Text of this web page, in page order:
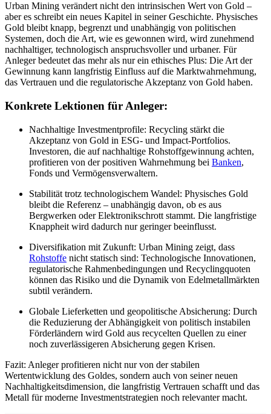
Urban Mining verändert nicht den intrinsischen Wert von Gold –
aber es schreibt ein neues Kapitel in seiner Geschichte. Physisches
Gold bleibt knapp, begrenzt und unabhängig von politischen
Systemen, doch die Art, wie es gewonnen wird, wird zunehmend
nachhaltiger, technologisch anspruchsvoller und urbaner. Für
Anleger bedeutet das mehr als nur ein ethisches Plus: Die Art der
Gewinnung kann langfristig Einfluss auf die Marktwahrnehmung,
das Vertrauen und die regulatorische Akzeptanz von Gold haben.
Konkrete Lektionen für Anleger:
Nachhaltige Investmentprofile: Recycling stärkt die
Akzeptanz von Gold in ESG- und Impact-Portfolios.
Investoren, die auf nachhaltige Rohstoffgewinnung achten,
profitieren von der positiven Wahrnehmung bei Banken,
Fonds und Vermögensverwaltern.
Stabilität trotz technologischem Wandel: Physisches Gold
bleibt die Referenz – unabhängig davon, ob es aus
Bergwerken oder Elektronikschrott stammt. Die langfristige
Knappheit wird dadurch nur geringer beeinflusst.
Diversifikation mit Zukunft: Urban Mining zeigt, dass
Rohstoffe nicht statisch sind: Technologische Innovationen,
regulatorische Rahmenbedingungen und Recyclingquoten
können das Risiko und die Dynamik von Edelmetallmärkten
subtil verändern.
Globale Lieferketten und geopolitische Absicherung: Durch
die Reduzierung der Abhängigkeit von politisch instabilen
Förderländern wird Gold aus recycelten Quellen zu einer
noch zuverlässigeren Absicherung gegen Krisen.
Fazit: Anleger profitieren nicht nur von der stabilen
Wertentwicklung des Goldes, sondern auch von seiner neuen
Nachhaltigkeitsdimension, die langfristig Vertrauen schafft und das
Metall für moderne Investmentstrategien noch relevanter macht.